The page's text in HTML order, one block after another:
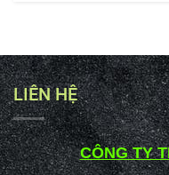
LIÊN HỆ
CÔNG TY